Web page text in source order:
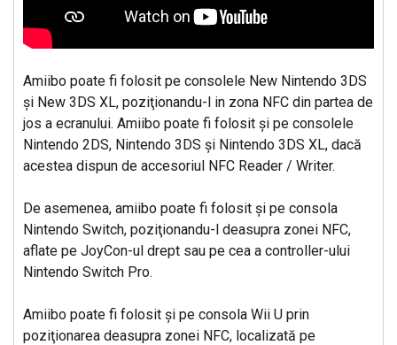
Amiibo poate fi folosit pe consolele New Nintendo 3DS
şi New 3DS XL, poziţionandu-l in zona NFC din partea de
jos a ecranului. Amiibo poate fi folosit şi pe consolele
Nintendo 2DS, Nintendo 3DS şi Nintendo 3DS XL, dacă
acestea dispun de accesoriul NFC Reader / Writer.
De asemenea, amiibo poate fi folosit şi pe consola
Nintendo Switch, poziţionandu-l deasupra zonei NFC,
aflate pe JoyCon-ul drept sau pe cea a controller-ului
Nintendo Switch Pro.
Amiibo poate fi folosit şi pe consola Wii U prin
poziţionarea deasupra zonei NFC, localizată pe